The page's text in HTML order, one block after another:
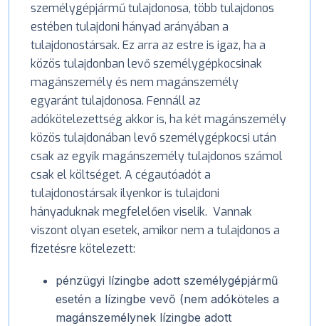
személygépjármű tulajdonosa, több tulajdonos
estében tulajdoni hányad arányában a
tulajdonostársak. Ez arra az estre is igaz, ha a
közös tulajdonban levő személygépkocsinak
magánszemély és nem magánszemély
egyaránt tulajdonosa. Fennáll az
adókötelezettség akkor is, ha két magánszemély
közös tulajdonában levő személygépkocsi után
csak az egyik magánszemély tulajdonos számol
csak el költséget. A cégautóadót a
tulajdonostársak ilyenkor is tulajdoni
hányaduknak megfelelően viselik. Vannak
viszont olyan esetek, amikor nem a tulajdonos a
fizetésre kötelezett:
pénzügyi lízingbe adott személygépjármű
esetén a lízingbe vevő (nem adóköteles a
magánszemélynek lízingbe adott